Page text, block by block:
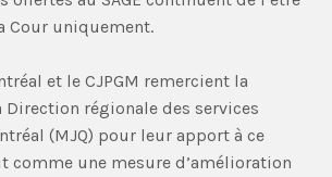
Cour uniquement.
et le CJPGM remercient la
régionale des services
(MJQ) pour leur apport à ce
comme une mesure d’amélioration